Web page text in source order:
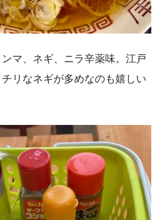
マ、ネギ、ニラ辛薬味。江戸
リなネギが多めなのも嬉しい